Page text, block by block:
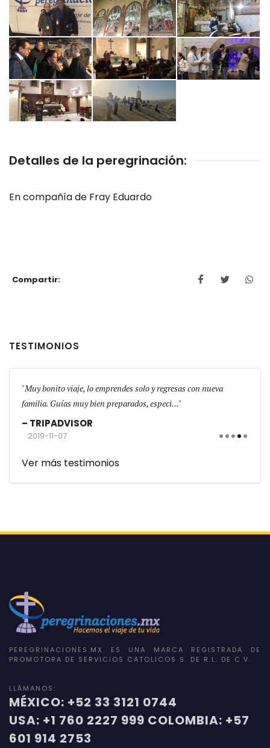
Detalles de la peregrinación:
En compañía de Fray Eduardo
Compartir:
TESTIMONIOS
Muy bonito viaje, lo emprendes solo y regresas con nueva
familia. Guías muy bien preparados, especi...
TRIPADVISOR
2019-11-07
Ver más testimonios
PEREGRINACIONES.MX ES UNA MARCA REGISTRADA DE
PROMOTORA DE SERVICIOS CATOLICOS S. DE R.L. DE C.V.
LLÁMANOS:
MÉXICO: +52 33 3121 0744
USA: +1 760 2227 999 COLOMBIA: +57
601 914 2753